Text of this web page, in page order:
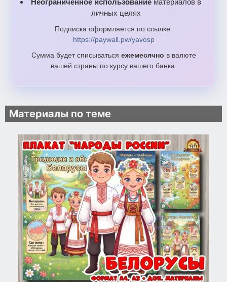
Неограниченное использование материалов в
личных целях
Подписка оформляется по ссылке:
https://paywall.pw/yavosp
Сумма будет списываться ежемесячно в валюте
вашей страны по курсу вашего банка.
Материалы по теме